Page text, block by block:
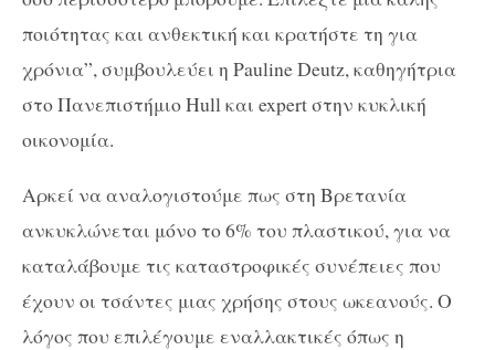
ποιότητας και ανθεκτική και κρατήστε τη για
χρόνια”, συμβουλεύει η Pauline Deutz, καθηγήτρια
στο Πανεπιστήμιο Hull και expert στην κυκλική
οικονομία.
Αρκεί να αναλογιστούμε πως στη Βρετανία
ανκυκλώνεται μόνο το 6% του πλαστικού, για να
καταλάβουμε τις καταστροφικές συνέπειες που
έχουν οι τσάντες μιας χρήσης στους ωκεανούς. Ο
λόγος που επιλέγουμε εναλλακτικές όπως η